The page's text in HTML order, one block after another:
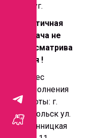
услуг.
Частичная
подача не
рассматрива
ется !
Адрес
выполнения
работы: г.
Подольск ул.
Бронницкая